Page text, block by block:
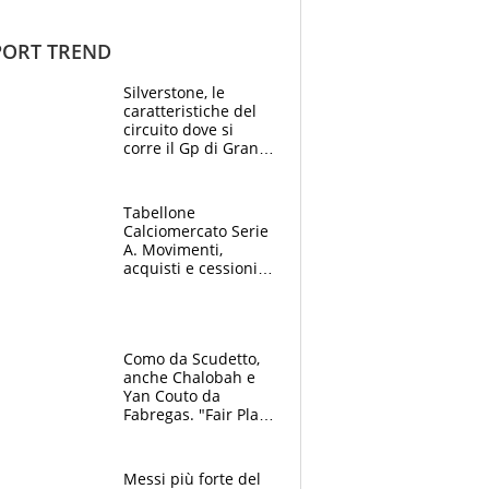
TREND
Silverstone, le
caratteristiche del
circuito dove si
corre il Gp di Gran
Tabellone
Calciomercato Serie
A. Movimenti,
acquisti e cessioni:
Como da Scudetto,
anche Chalobah e
Yan Couto da
Fabregas. "Fair Play
multa"
Messi più forte del